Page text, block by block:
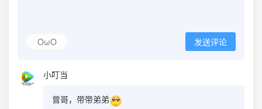
OωO 发送评论
小叮当
曾哥，带带弟弟